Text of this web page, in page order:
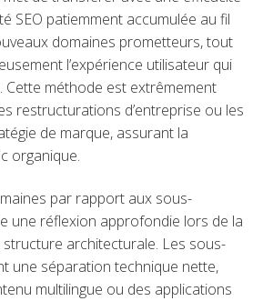
SEO patiemment accumulée au fil
domaines prometteurs, tout
l’expérience utilisateur qui
Cette méthode est extrêmement
restructurations d’entreprise ou les
de marque, assurant la
organique.
par rapport aux sous-
une réflexion approfondie lors de la
architecturale. Les sous-
une séparation technique nette,
multilingue ou des applications